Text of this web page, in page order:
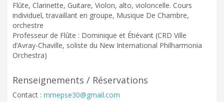
Flûte, Clarinette, Guitare, Violon, alto, violoncelle. Cours
individuel, travaillant en groupe, Musique De Chambre,
orchestre
Professeur de Flûte : Dominique et Étiévant (CRD Ville
d’Avray-Chaville, soliste du New International Philharmonia
Orchestra)
Renseignements / Réservations
Contact : mmepse30@gmail.com